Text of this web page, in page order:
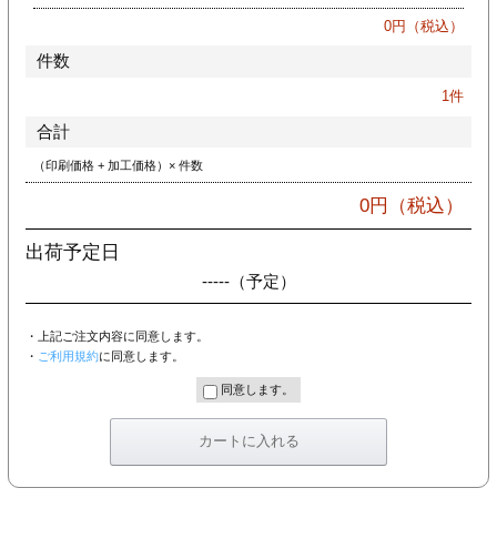
リーブ
0円（税込）
件数
1件
合計
（印刷価格 + 加工価格）× 件数
0円（税込）
出荷予定日
-----（予定）
・上記ご注文内容に同意します。
・ ご利用規約に同意します。
同意します。